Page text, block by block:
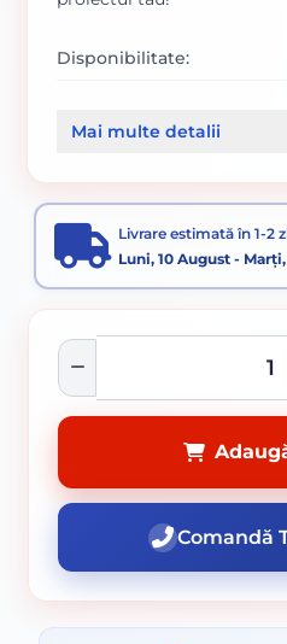
Disponibilitate:
Mai multe detalii
Livrare estimată în 1-2
Luni, 10 August - Marți,
Comandă